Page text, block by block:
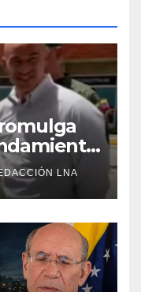
LNA